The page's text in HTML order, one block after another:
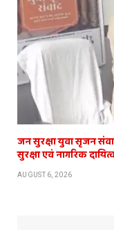
जन सुरक्षा युवा सृजन
सुरक्षा एवं नागरिक
AUGUST 6, 2026